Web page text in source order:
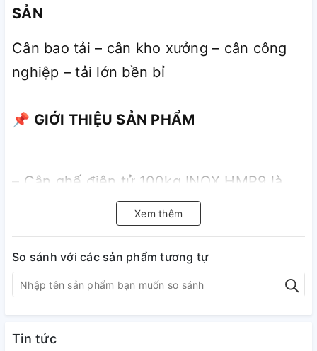
SẢN
Cân bao tải – cân kho xưởng – cân công
nghiệp – tải lớn bền bỉ
📌 GIỚI THIỆU SẢN PHẨM
– Cân ghế điện tử 100kg INOX HMP9 là
dòng cân tải trọng lớn chuyên dùng
cho cân hàng hóa, nông sản, bao tải, kho
xưởng với độ chính xác cao và khả năng
hoạt động ổn định.
– Sản phẩm sử dụng khung INOX chống
gỉ, phù hợp môi trường ẩm ướt như khu
Xem thêm
So sánh với các sản phẩm tương tự
Tin tức